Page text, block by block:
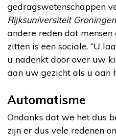
gedragswetenschappen
Rijksuniversiteit Groningen
andere reden dat
zitten is een sociale. “U
u nadenkt door over uw
aan uw gezicht als u aan
Automatisme
Ondanks dat we het dus
zijn er dus vele redenen